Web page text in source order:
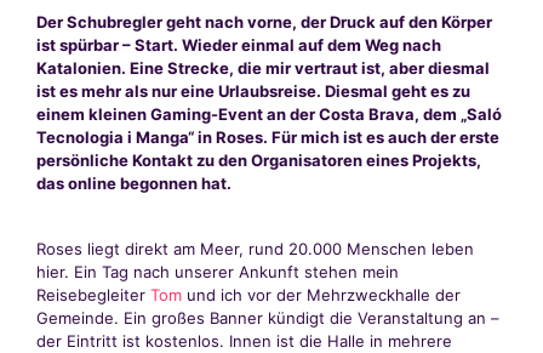
Der Schubregler geht nach vorne, der Druck auf den Körper
ist spürbar – Start. Wieder einmal auf dem Weg nach
Katalonien. Eine Strecke, die mir vertraut ist, aber diesmal
ist es mehr als nur eine Urlaubsreise. Diesmal geht es zu
einem kleinen Gaming-Event an der Costa Brava, dem „Saló
Tecnologia i Manga“ in Roses. Für mich ist es auch der erste
persönliche Kontakt zu den Organisatoren eines Projekts,
das online begonnen hat.
Roses liegt direkt am Meer, rund 20.000 Menschen leben
hier. Ein Tag nach unserer Ankunft stehen mein
Reisebegleiter Tom und ich vor der Mehrzweckhalle der
Gemeinde. Ein großes Banner kündigt die Veranstaltung an –
der Eintritt ist kostenlos. Innen ist die Halle in mehrere